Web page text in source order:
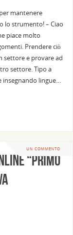
mantenere
lo strumento! – Ciao
piace molto
Prendere ciò
settore e provare ad
settore. Tipo a
insegnando lingue…
UN COMMENTO
“Primo